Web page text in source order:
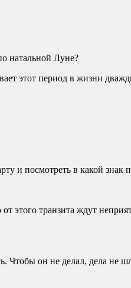
натальной Луне?
этот период в жизни
и посмотреть в какой знак
этого транзита ждут
Чтобы он не делал, дела